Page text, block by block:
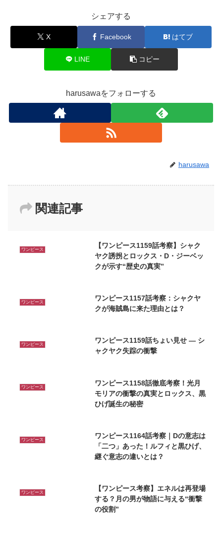
シェアする
X Facebook はてブ
LINE コピー
harusawaをフォローする
harusawa
関連記事
ワンピース
【ワンピース1159話考察】シャク
ヤク誘拐とロックス・D・ジーベッ
クが示す“歴史の真実”
ワンピース
ワンピース1157話考察：シャクヤ
クが海賊島に来た理由とは？
ワンピース
ワンピース1159話ちょい見せ ― シ
ャクヤク失踪の衝撃
ワンピース
ワンピース1158話徹底考察！光月
モリアの衝撃の真実とロックス、黒
ひげ誕生の秘密
ワンピース
ワンピース1164話考察｜Dの意志は
「二つ」あった！ルフィと黒ひげ、
継ぐ意志の違いとは？
ワンピース
【ワンピース考察】エネルは再登場
する？月の男が物語に与える“衝撃
の役割”